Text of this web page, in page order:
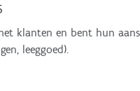
klanten en bent hun
leeggoed).